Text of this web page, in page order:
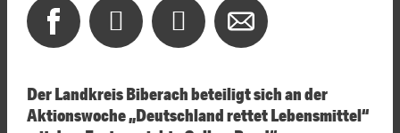
Der Landkreis Biberach beteiligt sich an der
Aktionswoche „Deutschland rettet Lebensmittel“